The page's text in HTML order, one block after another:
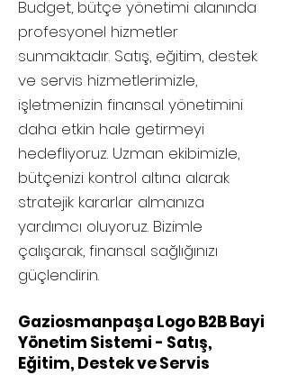
Budget, bütçe yönetimi alanında
profesyonel hizmetler
sunmaktadır. Satış, eğitim, destek
ve servis hizmetlerimizle,
işletmenizin finansal yönetimini
daha etkin hale getirmeyi
hedefliyoruz. Uzman ekibimizle,
bütçenizi kontrol altına alarak
stratejik kararlar almanıza
yardımcı oluyoruz. Bizimle
çalışarak, finansal sağlığınızı
güçlendirin.
Gaziosmanpaşa Logo B2B Bayi
Yönetim Sistemi - Satış,
Eğitim, Destek ve Servis